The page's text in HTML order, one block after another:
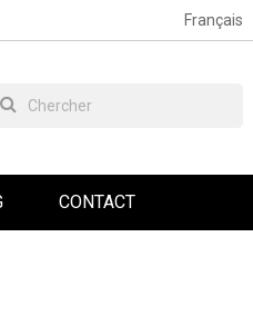
Français
CONTACT